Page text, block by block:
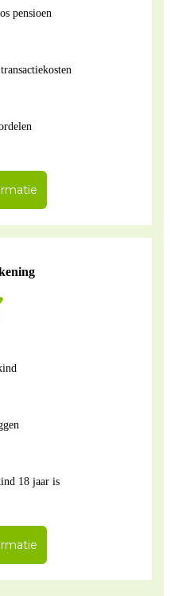
pensioen
18 jaar is